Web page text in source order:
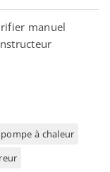
manuel
pompe à chaleur